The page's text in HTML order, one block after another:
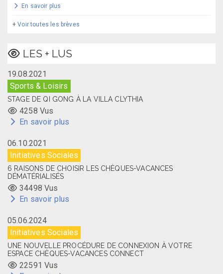
En savoir plus
+Voir toutes les brèves
LES + LUS
19.08.2021
Sports & Loisirs
STAGE DE QI GONG À LA VILLA CLYTHIA
4258 Vus
En savoir plus
06.10.2021
Initiatives Sociales
6 RAISONS DE CHOISIR LES CHÈQUES-VACANCES
DÉMATÉRIALISÉS
34498 Vus
En savoir plus
05.06.2024
Initiatives Sociales
UNE NOUVELLE PROCÉDURE DE CONNEXION À VOTRE
ESPACE CHÈQUES-VACANCES CONNECT
22591 Vus